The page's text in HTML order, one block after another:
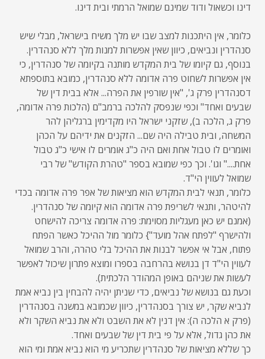
דינו וכשאול ודוד שמינם שמואל הרמתי ובית דינו.
כלומר, אין היתכנות למצב שבו יש מלך משיח בישראל, מבלי שיש
סנהדרין ונביאים, כיוון שאין אפשרות למנות מלך ללא סנהדרין.
בנוסף, גם קיומו של בית המקדש מותנה בקיומה של סנהדרין, כי
אין אפשרות לשחוט פרה אדומה ללא סנהדרין, כמובא בתוספתא
דסנהדרין פרק ג', "אין שורפין את הפרה... אלא בבית דין של
שבעים ואחד" וכפי שנפסק להלכה ברמב"ם (הלכות פרה אדומה,
פרק ג, הלכה ב), שזקני ישראל היו מקדימין ברגליהן להר
המשחה, ובית טבילה היה שם... הזקנים את ידיהם על הכהן
ואומרים לו טבול אחת ואם היה כ"ג אומרים לו אישי כ"ג טבול
אחת...." וגו'. וכך כפי שמובא בספר "טהרת הקודש" של רבי
שמואל לעווין הי"ד.
כלומר, תנאי לבית המקדש הוא מציאות של אפר פרה אדומה בכדי
להיטהר, ותנאי לשריפת פרה אדומה הוא קיומה של סנהדרין.
(אמנם יש כאן מעגליות מסוימת: פרה אדומה צריכה להישחט
ולהישרף "לפתח אהל מועד"} כלומר מול ההיכל כאשר הפתח
פתוח, אבל אי אפשר לבנות את ההיכל בלי טהרה, והרב שמואל
לעווין הי"ד דן בנושא בהרחבה בספרו ומוצא פתרון שיכול לאפשר
לעשות את שניהם באופן המהודר הלכתית).
וכעת גם בנושא של נביאים, כדי שניתן יהיה להבחין בין נביא אמת
לנביא שקר, יש צורך בסנהדרין, כיוון שכמובא במשנה בסנהדרין
(פרק א הלכה ה): אין דנין לא את השבט ולא את נביא השקר ולא
את כהן גדול, אלא על פי בית דין של שבעים ואחד.
כך שללא מציאות של סנהדרין שתכריע מי הוא נביא אמת ומי הוא